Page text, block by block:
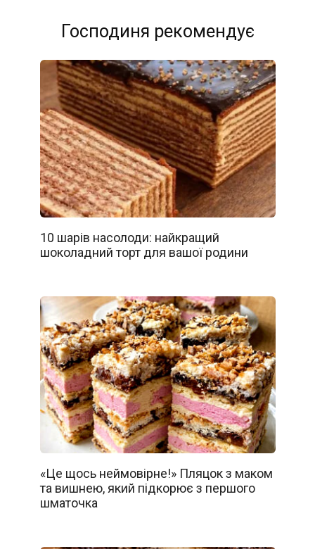
Господиня рекомендує
10 шарів насолоди: найкращий
шоколадний торт для вашої родини
«Це щось неймовірне!» Пляцок з маком
та вишнею, який підкорює з першого
шматочка